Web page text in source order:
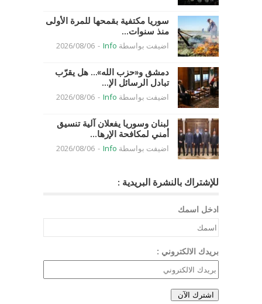
سوريا مكتفية بقمحها للمرة الأولى
منذ سنوات...
اضيفت بواسطة Info
-
2026/08/06
دمشق و«حزب الله»… هل يقرّب
تبادل الرسائل الإ...
اضيفت بواسطة Info
-
2026/08/06
لبنان وسوريا يفعلان آلية تنسيق
أمني لمكافحة الإرها...
اضيفت بواسطة Info
-
2026/08/06
للإشتراك بالنشرة البريدية :
ادخل اسمك
بريدك الالكتروني :